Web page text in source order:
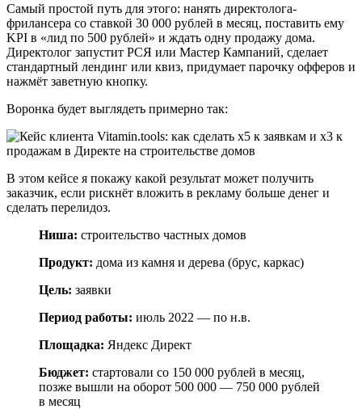
Самый простой путь для этого: нанять директолога-
фрилансера со ставкой 30 000 рублей в месяц, поставить ему
KPI в «лид по 500 рублей» и ждать одну продажу дома.
Директолог запустит РСЯ или Мастер Кампаний, сделает
стандартный лендинг или квиз, придумает парочку офферов и
нажмёт заветную кнопку.
Воронка будет выглядеть примерно так:
В этом кейсе я покажу какой результат может получить
заказчик, если рискнёт вложить в рекламу больше денег и
сделать перелидоз.
Ниша: строительство частных домов
Продукт: дома из камня и дерева (брус, каркас)
Цель: заявки
Период работы: июль 2022 — по н.в.
Площадка: Яндекс Директ
Бюджет: стартовали со 150 000 рублей в месяц,
позже вышли на оборот 500 000 — 750 000 рублей
в месяц